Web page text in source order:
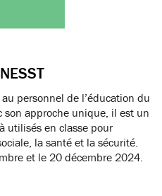
personnel de l’éducation du
son approche unique, il est un
utilisés en classe pour
la santé et la sécurité.
et le 20 décembre 2024.